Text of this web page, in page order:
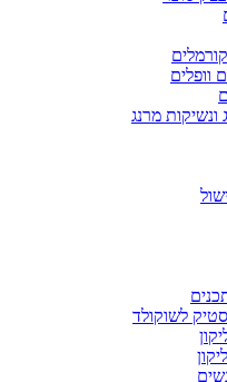
וופלים
ונשיקות מרנג
לשוקולד